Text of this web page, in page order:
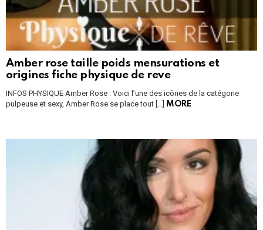
Amber rose taille poids mensurations et
origines fiche physique de reve
INFOS PHYSIQUE Amber Rose : Voici l’une des icônes de la catégorie
pulpeuse et sexy, Amber Rose se place tout […] MORE